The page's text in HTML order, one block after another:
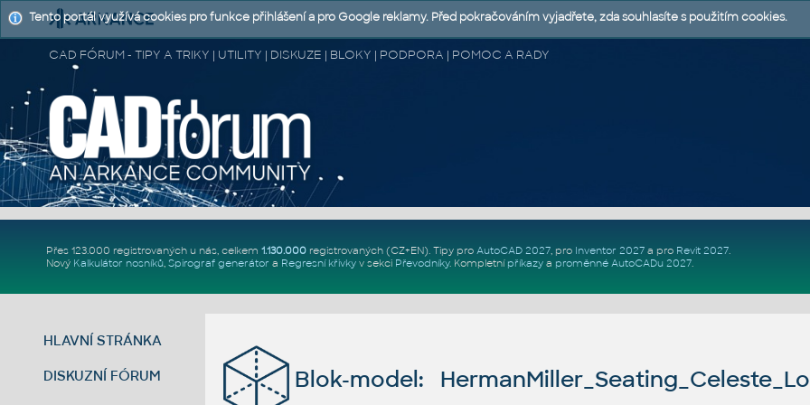
CAD FÓRUM - TIPY A TRIKY | UTILITY | DISKUZE | BLOKY | PODPORA | POMOC A RADY
Přes 123.000 registrovaných u nás, celkem 1.130.000registrovaných (CZ+EN). Tipy pro AutoCAD 2027, pro Inventor 2027a pro Revit 2027.
Nový Kalkulátor nosníků, Spirograf generátor a Regresní křivkyv sekci Převodníky. Kompletní příkazya proměnné AutoCADu 2027.
HLAVNÍ STRÁNKA
DISKUZNÍ FÓRUM Blok-model:
Tento portál využívá cookies pro funkce přihlášení a pro Google reklamy. Před pokračováním vyjadřete, zda souhlasíte s použitím cookies.